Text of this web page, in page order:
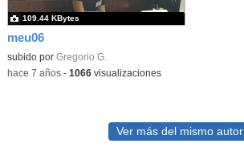
meu06
subido por Gregorio G.
109.44 KBytes
-hace 7 años- 1066visualizaciones
Ver más del mismo autor